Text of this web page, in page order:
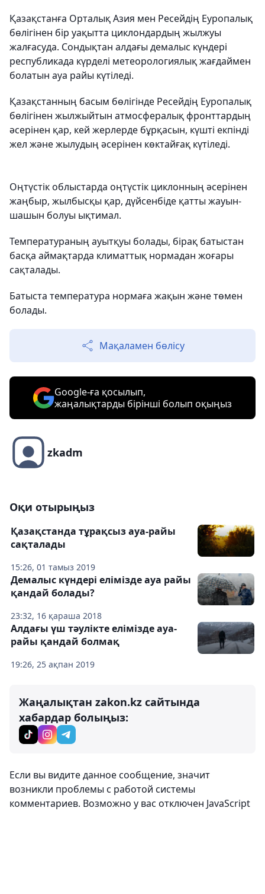
Қазақстанға Орталық Азия мен Ресейдің Еуропалық
бөлігінен бір уақытта циклондардың жылжуы
жалғасуда. Сондықтан алдағы демалыс күндері
республикада күрделі метеорологиялық жағдаймен
болатын ауа райы күтіледі.
Қазақстанның басым бөлігінде Ресейдің Еуропалық
бөлігінен жылжыйтын атмосфералық фронттардың
әсерінен қар, кей жерлерде бұрқасын, күшті екпінді
жел және жылудың әсерінен көктайғақ күтіледі.
Оңтүстік облыстарда оңтүстік циклонның әсерінен
жаңбыр, жылбысқы қар, дүйсенбіде қатты жауын-
шашын болуы ықтимал.
Температураның ауытқуы болады, бірақ батыстан
басқа аймақтарда климаттық нормадан жоғары
сақталады.
Батыста температура нормаға жақын және төмен
болады.
Мақаламен бөлісу
Google-ға қосылып,
жаңалықтарды бірінші болып оқыңыз
zkadm
Оқи отырыңыз
15:26, 01 тамыз 2019
Қазақстанда тұрақсыз ауа-райы
сақталады
23:32, 16 қараша 2018
Демалыс күндері елімізде ауа райы
қандай болады?
19:26, 25 ақпан 2019
Алдағы үш тәулікте елімізде ауа-
райы қандай болмақ
Жаңалықтан zakon.kz сайтында
хабардар болыңыз:
Если вы видите данное сообщение, значит
возникли проблемы с работой системы
комментариев. Возможно у вас отключен JavaScript